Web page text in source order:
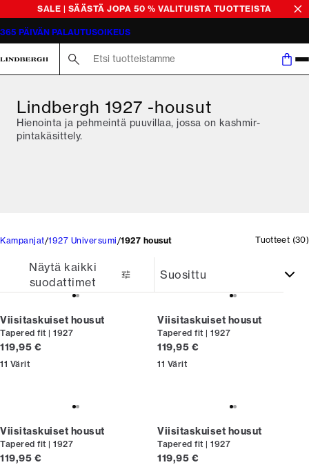
SALE | SÄÄSTÄ JOPA 50 % VALITUISTA TUOTTEISTA
365 PÄIVÄN PALAUTUSOIKEUS
Lindbergh 1927 -housut
Hienointa ja pehmeintä puuvillaa, jossa on kashmir-
pintakäsittely.
Kampanjat 1927 Universumi 1927 housut Tuotteet (30)
Näytä kaikki
suodattimet
Viisitaskuiset housut
Tapered fit | 1927
Nykyinen hinta
119,95 €
11 Värit
Viisitaskuiset housut
Tapered fit | 1927
Nykyinen hinta
119,95 €
11 Värit
Viisitaskuiset housut
Tapered fit | 1927
Nykyinen hinta
119,95 €
Viisitaskuiset housut
Tapered fit | 1927
Nykyinen hinta
119,95 €